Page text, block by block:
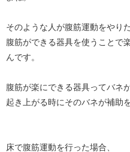
そのような人が腹筋運動をやり
腹筋ができる器具を使うことで
んです。
腹筋が楽にできる器具ってバネ
起き上がる時にそのバネが補助
床で腹筋運動を行った場合、